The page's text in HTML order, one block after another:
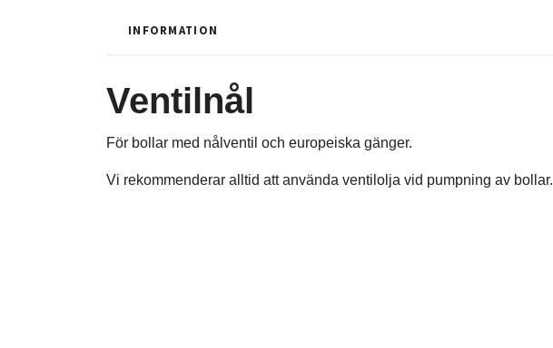
INFORMATION
Ventilnål
För bollar med nålventil och europeiska gänger.
Vi rekommenderar alltid att använda ventilolja vid pumpning av bollar.